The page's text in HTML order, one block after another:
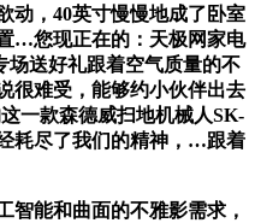
动，40英寸慢慢地成了卧室
…您现正在的：天极网家电
场送好礼跟着空气质量的不
很难受，能够约小伙伴出去
一款森德威扫地机械人SK-
耗尽了我们的精神，…跟着
能和曲面的不雅影需求，